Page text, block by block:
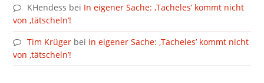
KHendess bei In eigener Sache: ‚Tacheles’ kommt nicht
von ‚tätscheln’!
Tim Krüger bei In eigener Sache: ‚Tacheles’ kommt nicht
von ‚tätscheln’!